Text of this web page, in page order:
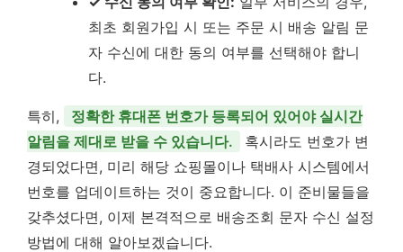
최초 회원가입 시 또는 주문 시 배송 알림 문
자 수신에 대한 동의 여부를 선택해야 합니
다.
특히,
정확한 휴대폰 번호가 등록되어 있어야 실시간
알림을 제대로 받을 수 있습니다.
혹시라도 번호가 변
경되었다면, 미리 해당 쇼핑몰이나 택배사 시스템에서
번호를 업데이트하는 것이 중요합니다. 이 준비물들을
갖추셨다면, 이제 본격적으로 배송조회 문자 수신 설정
방법에 대해 알아보겠습니다.